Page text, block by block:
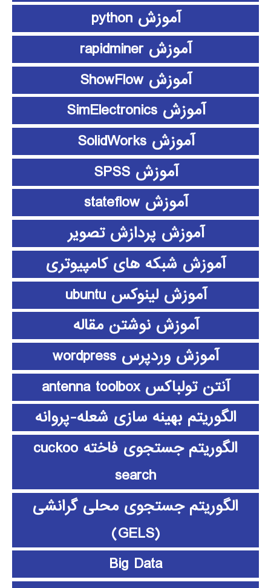
آموزش python
آموزش rapidminer
آموزش ShowFlow
آموزش SimElectronics
آموزش SolidWorks
آموزش SPSS
آموزش stateflow
آموزش پردازش تصویر
آموزش شبکه های کامپیوتری
آموزش لینوکس ubuntu
آموزش نوشتن مقاله
آموزش وردپرس wordpress
آنتن تولباکس antenna toolbox
الگوریتم بهینه سازی شعله-پروانه
الگوریتم جستجوی فاخته cuckoo
search
الگوریتم جستجوی محلی گرانشی
(GELS)
Big Data